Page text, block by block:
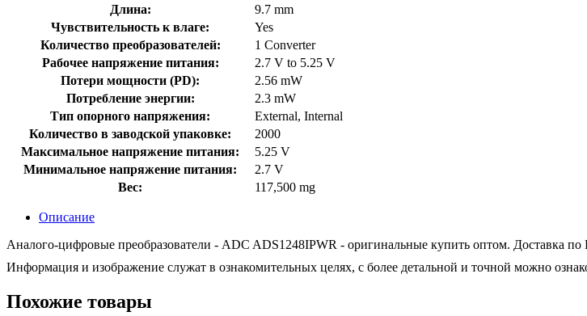
Длина:
9.7 mm
Чувствительность к влаге:
Yes
Количество преобразователей:
1 Converter
Рабочее напряжение питания:
2.7 V to 5.25 V
Потери мощности (PD):
2.56 mW
Потребление энергии:
2.3 mW
Тип опорного напряжения:
External, Internal
Количество в заводской упаковке:
2000
Максимальное напряжение питания:
5.25 V
Минимальное напряжение питания:
2.7 V
Вес:
117,500 mg
Описание
Аналого-цифровые преобразователи - ADC ADS1248IPWR - оригинальные купить оптом. Доставка по
Информация и изображение служат в ознакомительных целях, с более детальной и точной можно
Похожие товары